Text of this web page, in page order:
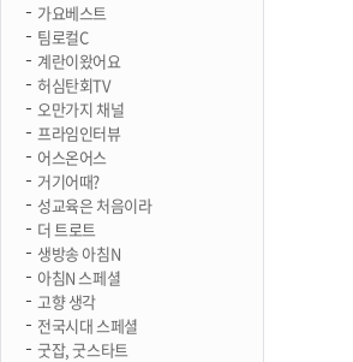
가요베스트
팀로컬C
계란이왔어요
허심탄회TV
오만가지 채널
프라임인터뷰
어스온어스
거기어때?
성교육은 처음이라
더 트로트
생방송 아침N
아침N 스페셜
고향 생각
전국시대 스페셜
굿잡, 굿스타트